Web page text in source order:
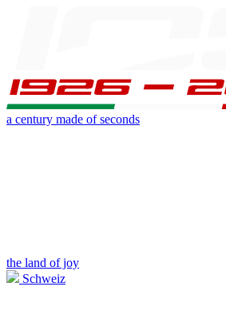
a century made of seconds
the land of joy
Schweiz